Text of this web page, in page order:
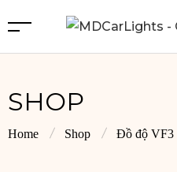
SHOP
Home Shop Đồ độ VF3